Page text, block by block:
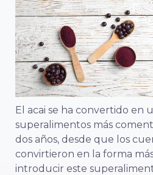
El acai se ha convertido en
superalimentos más
dos años, desde que los
convirtieron en la forma
introducir este